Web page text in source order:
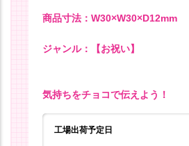
商品寸法：W30×W30×D12mm
ジャンル：【お祝い】
気持ちをチョコで伝えよう！
工場出荷予定日